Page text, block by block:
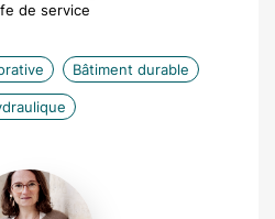
de service
Bâtiment durable
Florence
Lievyn